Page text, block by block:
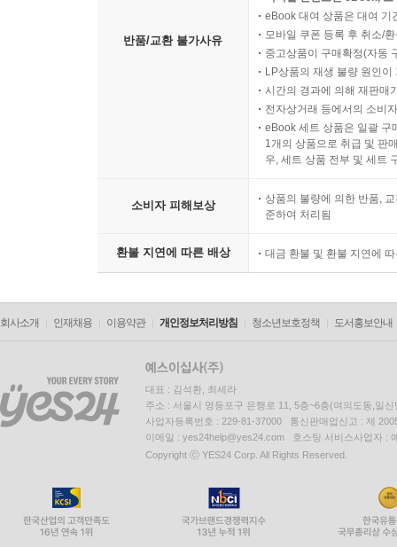
반품/교환 불가사유
eBook 대여 상품은 대여 기
모바일 쿠폰 등록 후 취소/
중고상품이 구매확정(자동
LP상품의 재생 불량 원인
시간의 경과에 의해 재판매
전자상거래 등에서의 소비
eBook 세트 상품은 일괄 구
1개의 상품으로 취급 및 판
우, 세트 상품 전부 및 세트
소비자 피해보상
상품의 불량에 의한 반품,
준하여 처리됨
환불 지연에 따른 배상 대금 환불 및 환불 지연에
회사소개 인재채용 이용약관 개인정보처리방침 청소년보호정책 도서홍보안내
대표 : 김석환, 최세라
주소 : 서울시 영등포구 은행로 11, 5층~6층(여의도동,일신
사업자등록번호 : 229-81-37000 통신판매업신고 : 제
이메일 : yes24help@yes24.com 호스팅 서비스사업자 :
Copyright ⓒ YES24 Corp. All Rights Reserved.